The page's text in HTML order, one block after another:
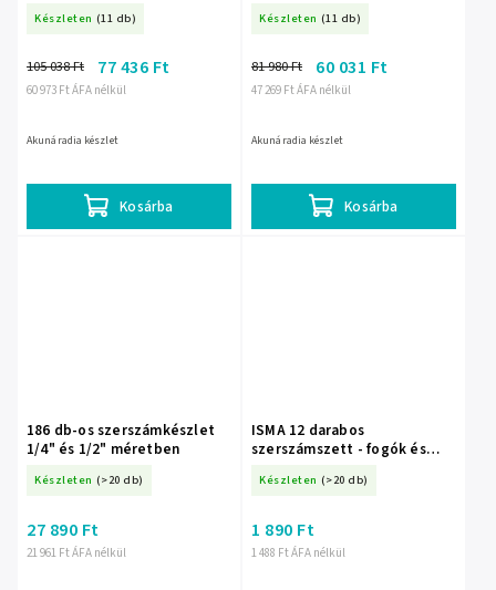
Készleten (11 db)
60 973 Ft ÁFA nélkül
105 038 Ft 77 436 Ft
Kosárba
Akunáradia készlet
Készleten (11 db)
47 269 Ft ÁFA nélkül
81 980 Ft 60 031 Ft
Kosárba
Akunáradia készlet
186 db-os szerszámkészlet
1/4" és 1/2" méretben
Készleten (>20 db)
21 961 Ft ÁFA nélkül
27 890 Ft
ISMA 12 darabos
szerszámszett - fogók és
Készleten (>20 db)
1 488 Ft ÁFA nélkül
1 890 Ft